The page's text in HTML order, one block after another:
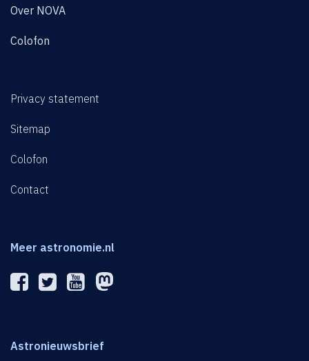
Over NOVA
Colofon
Privacy statement
Sitemap
Colofon
Contact
Meer astronomie.nl
Astronieuwsbrief